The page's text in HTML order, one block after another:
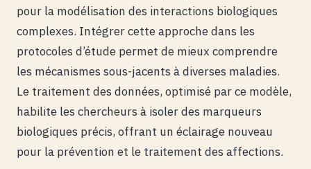
pour la modélisation des interactions biologiques
complexes. Intégrer cette approche dans les
protocoles d’étude permet de mieux comprendre
les mécanismes sous-jacents à diverses maladies.
Le traitement des données, optimisé par ce modèle,
habilite les chercheurs à isoler des marqueurs
biologiques précis, offrant un éclairage nouveau
pour la prévention et le traitement des affections.